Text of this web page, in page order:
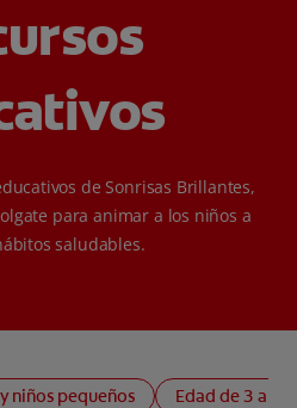
DÓNDE COMPRAR
de Sonrisas Brillantes,
para animar a los niños a
saludables.
niños pequeños Edad de 3 a 4